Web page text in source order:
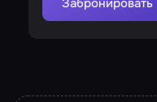
Забронировать